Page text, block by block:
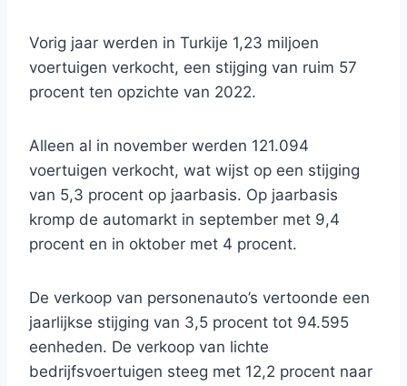
Vorig jaar werden in Turkije 1,23 miljoen
voertuigen verkocht, een stijging van ruim 57
procent ten opzichte van 2022.
Alleen al in november werden 121.094
voertuigen verkocht, wat wijst op een stijging
van 5,3 procent op jaarbasis. Op jaarbasis
kromp de automarkt in september met 9,4
procent en in oktober met 4 procent.
De verkoop van personenauto’s vertoonde een
jaarlijkse stijging van 3,5 procent tot 94.595
eenheden. De verkoop van lichte
bedrijfsvoertuigen steeg met 12,2 procent naar